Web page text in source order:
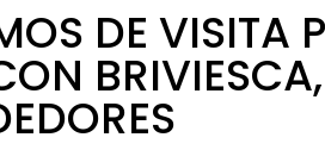
DE VISITA